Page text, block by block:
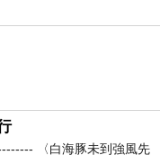
〈白海豚未到強風先